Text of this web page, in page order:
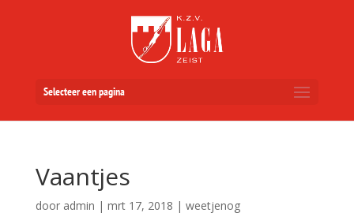
Selecteer een pagina
Vaantjes
door admin | mrt 17, 2018 | weetjenog